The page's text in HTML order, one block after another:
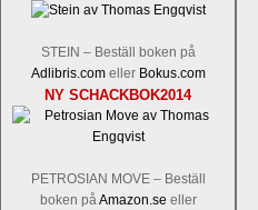
STEIN – Beställ boken på
Adlibris.comeller Bokus.com
NY SCHACKBOK2014
PETROSIAN MOVE – Beställ
boken påAmazon.se eller